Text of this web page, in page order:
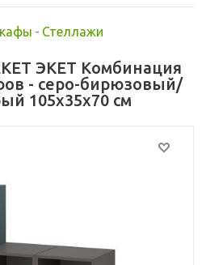
- Стеллажи
ЭКЕТ Комбинация
- серо-бирюзовый/
105x35x70 см